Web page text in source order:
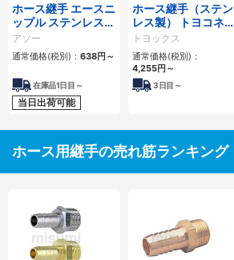
ホース継手 エースニ
ップル ステンレス製
HN
アソー
通常価格(税別)： 638円～
在庫品1日目～
当日出荷可能
ホース継手（ステン
レス製） トヨコネク
タライト TC2-S型
トヨックス
通常価格(税別)：
4,255円～
3日目～
ホース用継手の売れ筋ランキング